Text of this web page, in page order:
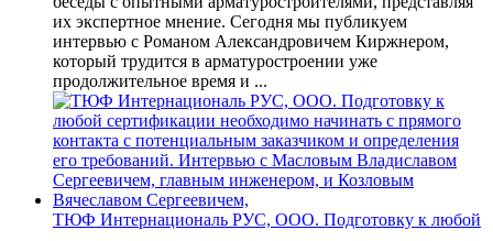
их экспертное мнение. Сегодня мы публикуем
интервью с Романом Александровичем Киржнером,
который трудится в арматуростроении уже
продолжительное время и ...
ТЮФ Интернациональ РУС, ООО. Подготовку к любой